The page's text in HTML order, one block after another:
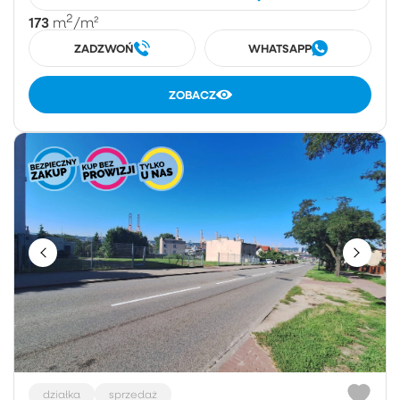
173 m2/m²
ZADZWOŃ WHATSAPP
ZOBACZ
działka sprzedaż